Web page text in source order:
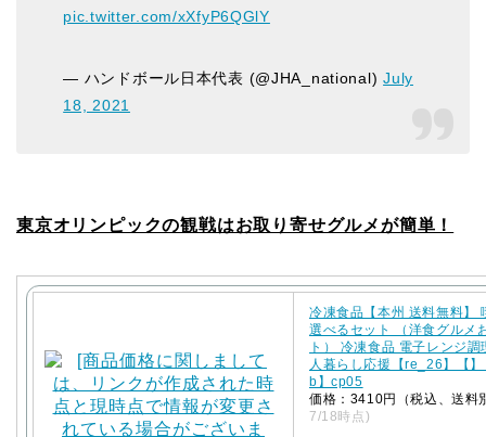
pic.twitter.com/xXfyP6QGlY
— ハンドボール日本代表 (@JHA_national)July
18, 2021
東京オリンピックの観戦はお取り寄せグルメが簡単！
冷凍食品【本州 送料無料】
選べるセット （洋食グルメ
ト） 冷凍食品 電子レンジ調
人暮らし応援【re_26】【
b】cp05
価格：3410円（税込、送料
7/18時点)